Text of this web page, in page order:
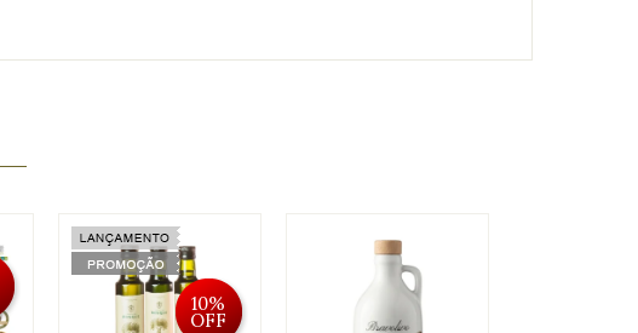
10%
OFF